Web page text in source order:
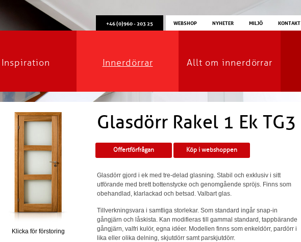
+46 (0)960 - 203 25 WEBSHOP NYHETER MILJÖ KONTAKT
Inspiration Innerdörrar Allt om innerdörrar
Klicka för förstoring
Glasdörr Rakel 1 Ek TG3
Offertförfrågan Köp i webshoppen
Glasdörr gjord i ek med tre-delad glasning. Stabil och exklusiv i sitt
utförande med brett bottenstycke och genomgående spröjs. Finns som
obehandlad, klarlackad och betsad. Valbart glas.
Tillverkningsvara i samtliga storlekar. Som standard ingår snap-in
gångjärn och låskista. Kan modifieras till gammal standard, tappbärande
gångjärn, valfri kulör, egna idéer. Modellen finns som enkeldörr, pardörr i
lika eller olika delning, skjutdörr samt parskjutdörr.